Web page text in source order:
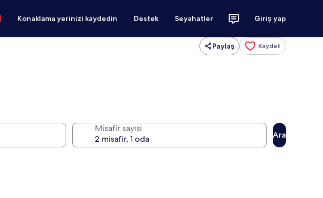
Konaklama yerinizi kaydedin Destek Seyahatler Giriş yap
Paylaş Kaydet
Misafir sayısı
Ara